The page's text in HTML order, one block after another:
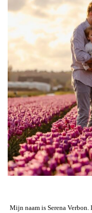
Mijn naam is Serena